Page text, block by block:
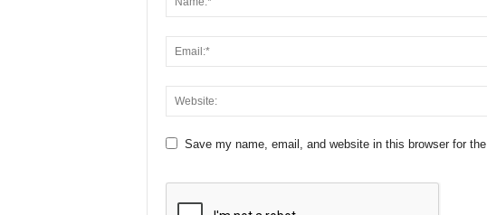
Save my name, email, and website in this browser for